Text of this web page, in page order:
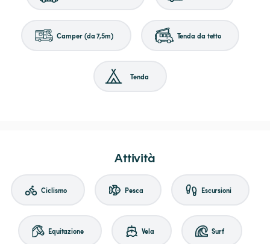
Camper (da 7,5m) Tenda da tetto
Tenda
Attività
Ciclismo Pesca Escursioni
Equitazione Vela Surf